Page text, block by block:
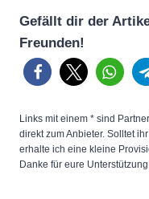
Gefällt dir der
Freunden!
Links mit einem * sind
direkt zum Anbieter. Solltet
erhalte ich eine kleine
Danke für eure